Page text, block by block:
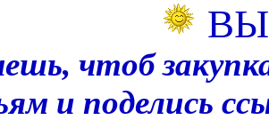
чтоб
и поделись